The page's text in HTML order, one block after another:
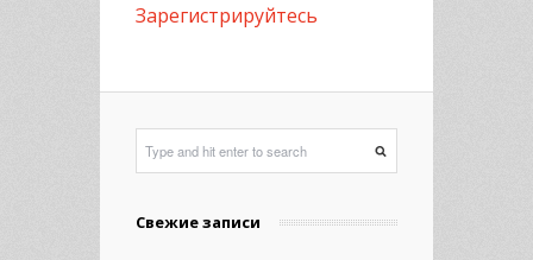
Зарегистрируйтесь
Свежие записи